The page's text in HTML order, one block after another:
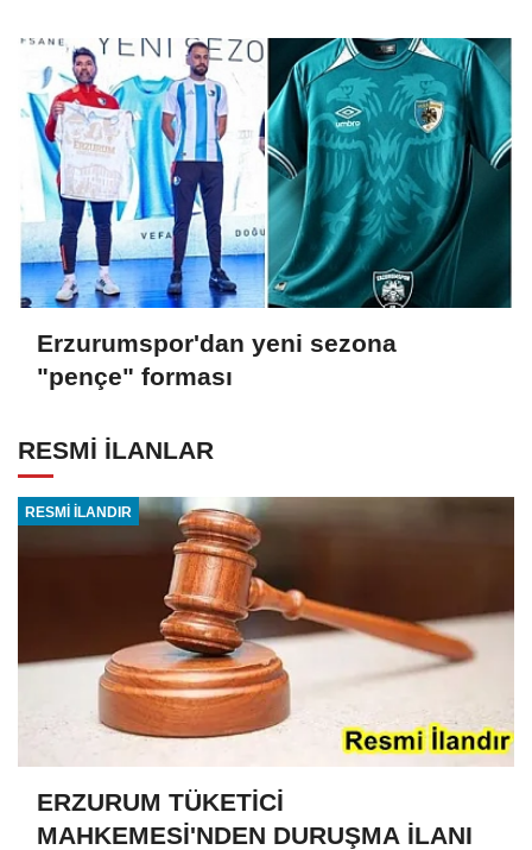
Erzurumspor'dan yeni sezona
"pençe" forması
RESMİ İLANLAR
RESMİ İLANDIR
ERZURUM TÜKETİCİ
MAHKEMESİ'NDEN DURUŞMA İLANI